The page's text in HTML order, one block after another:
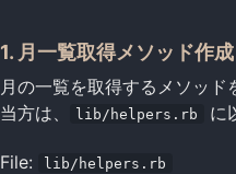
1. 月一覧取得メソッド作成
月の一覧を取得するメソッド
当方は、
lib/helpers.rb に
File: lib/helpers.rb